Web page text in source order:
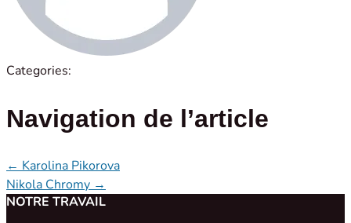
Categories:
Navigation de l’article
← Karolina Pikorova
Nikola Chromy →
NOTRE TRAVAIL